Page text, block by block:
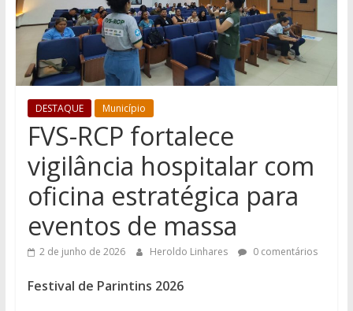
DESTAQUE Município
FVS-RCP fortalece
vigilância hospitalar com
oficina estratégica para
eventos de massa
2 de junho de 2026 Heroldo Linhares 0 comentários
Festival de Parintins 2026